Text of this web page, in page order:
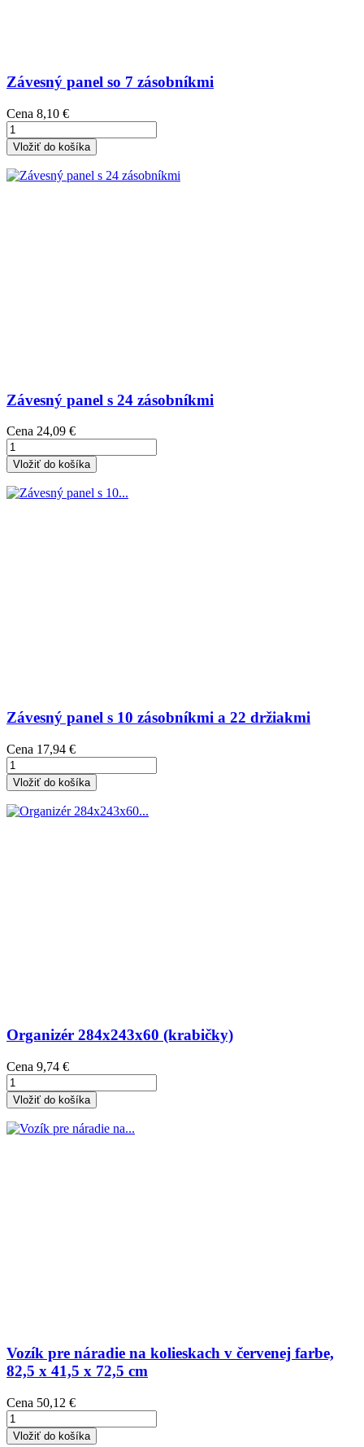
Závesný panel so 7 zásobníkmi
Cena 8,10 €
Vložiť do košíka
Závesný panel s 24 zásobníkmi
Cena 24,09 €
Vložiť do košíka
Závesný panel s 10 zásobníkmi a 22 držiakmi
Cena 17,94 €
Vložiť do košíka
Organizér 284x243x60 (krabičky)
Cena 9,74 €
Vložiť do košíka
Vozík pre náradie na kolieskach v červenej farbe,
82,5 x 41,5 x 72,5 cm
Cena 50,12 €
Vložiť do košíka